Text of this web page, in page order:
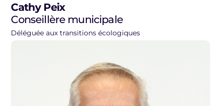
Cathy Peix
Conseillère municipale
Déléguée aux transitions écologiques